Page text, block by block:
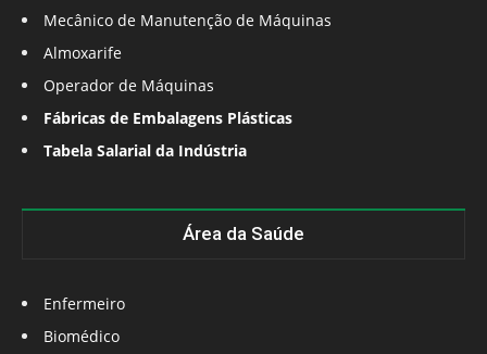
Mecânico de Manutenção de Máquinas
Almoxarife
Operador de Máquinas
Fábricas de Embalagens Plásticas
Tabela Salarial da Indústria
Área da Saúde
Enfermeiro
Biomédico